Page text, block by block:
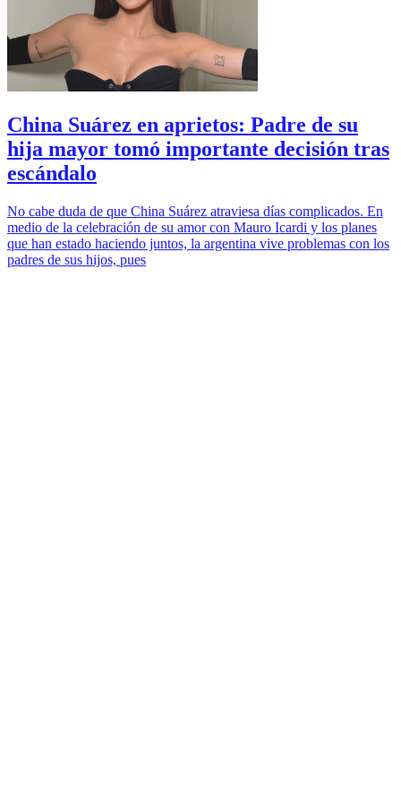
China Suárez en aprietos: Padre de su
hija mayor tomó importante decisión tras
escándalo
No cabe duda de que China Suárez atraviesa días complicados. En
medio de la celebración de su amor con Mauro Icardi y los planes
que han estado haciendo juntos, la argentina vive problemas con los
padres de sus hijos, pues